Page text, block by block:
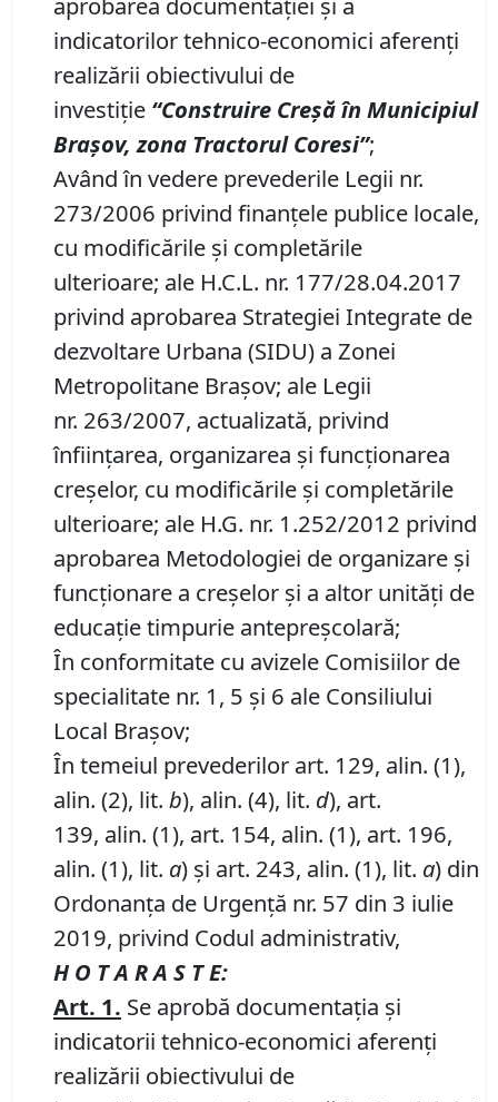
indicatorilor tehnico-economici aferenți
realizării obiectivului de
investiție “Construire CreșăînMunicipiul
Brașov, zona Tractorul Coresi”;
Având în vedere prevederile Legii nr.
273/2006 privind finanțele publice locale,
cu modificările și completările
ulterioare; ale H.C.L. nr. 177/28.04.2017
privind aprobarea Strategiei Integrate de
dezvoltare Urbana (SIDU) a Zonei
Metropolitane Brașov; ale Legii
nr. 263/2007, actualizată, privind
înființarea, organizarea și funcționarea
creșelor, cu modificările și completările
ulterioare; ale H.G. nr. 1.252/2012 privind
aprobarea Metodologiei de organizare și
funcționare a creșelor și a altor unități de
educație timpurie antepreșcolară;
În conformitate cu avizele Comisiilor de
specialitate nr. 1, 5 și 6 ale Consiliului
Local Brașov;
În temeiul prevederilor art. 129, alin. (1),
alin. (2), lit. b), alin. (4), lit. d), art.
139, alin. (1), art. 154, alin. (1), art. 196,
alin. (1), lit. a) și art. 243, alin. (1), lit. a) din
Ordonanța de Urgență nr. 57 din 3 iulie
2019, privind Codul administrativ,
H O T A R A S T E:
Art. 1. Se aprobă documentația și
indicatorii tehnico-economici aferenți
realizării obiectivului de